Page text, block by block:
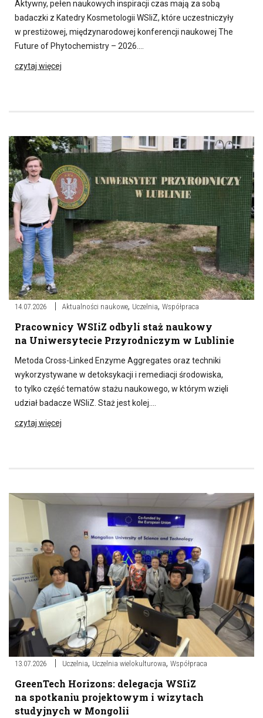
Aktywny, pełen naukowych inspiracji czas mają za sobą
badaczki z Katedry Kosmetologii WSIiZ, które uczestniczyły
w prestiżowej, międzynarodowej konferencji naukowej The
Future of Phytochemistry – 2026….
czytaj więcej
14.07.2026 Aktualności naukowe, Uczelnia, Współpraca
Pracownicy WSIiZ odbyli staż naukowy
na Uniwersytecie Przyrodniczym w Lublinie
Metoda Cross-Linked Enzyme Aggregates oraz techniki
wykorzystywane w detoksykacji i remediacji środowiska,
to tylko część tematów stażu naukowego, w którym wzięli
udział badacze WSIiZ. Staż jest kolej….
czytaj więcej
13.07.2026 Uczelnia, Uczelnia wielokulturowa, Współpraca
GreenTech Horizons: delegacja WSIiZ
na spotkaniu projektowym i wizytach
studyjnych w Mongolii